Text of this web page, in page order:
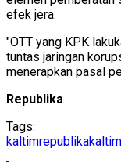
efek jera.
"OTT yang KPK
tuntas jaringan
menerapkan pasal
Republika
Tags:
kaltimrepublika